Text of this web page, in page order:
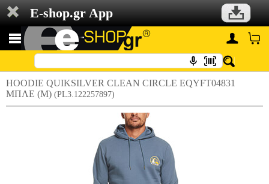
E-shop.gr App
HOODIE QUIKSILVER CLEAN CIRCLE EQYFT04831
ΜΠΛΕ (M) (PL3.122257897)